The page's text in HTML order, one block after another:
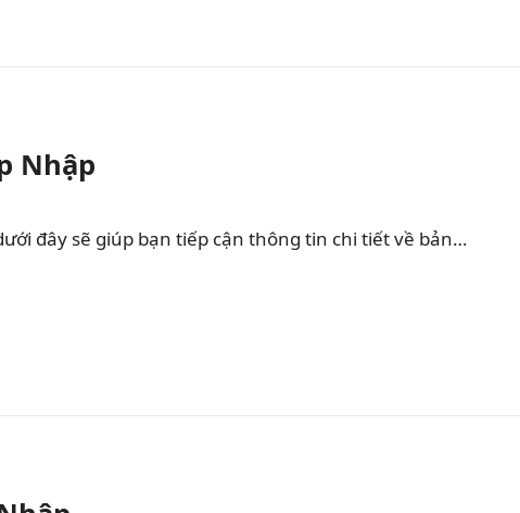
Nhập
đây sẽ giúp bạn tiếp cận thông tin chi tiết về bản…